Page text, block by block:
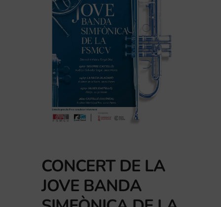
Àrea Artística
CONCERT DE LA
JOVE BANDA